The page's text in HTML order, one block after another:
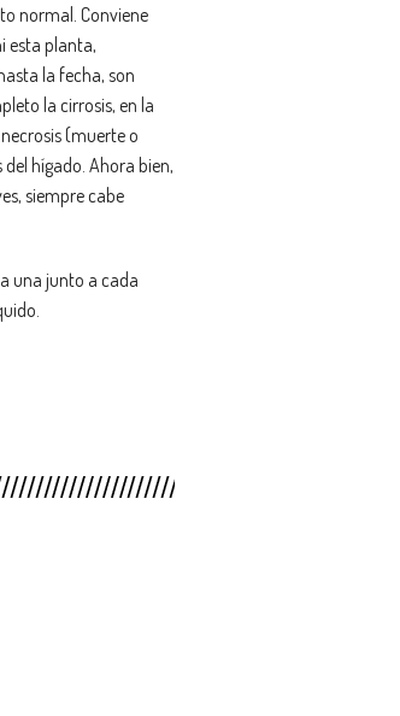
normal. Conviene
esta planta,
la fecha, son
la cirrosis, en la
(muerte o
hígado. Ahora bien,
siempre cabe
una junto a cada